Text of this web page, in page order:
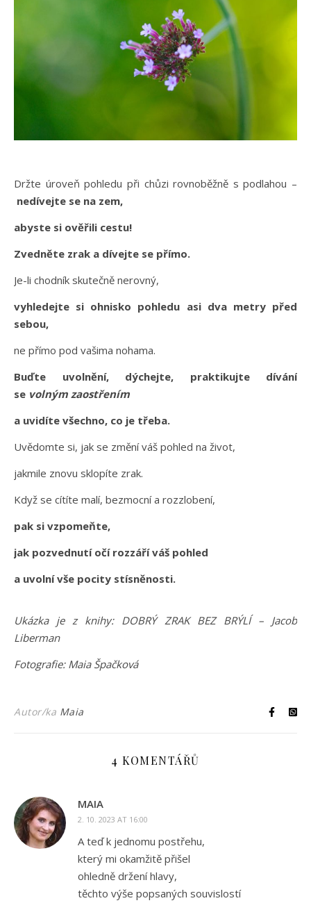
Držte úroveň pohledu při chůzi rovnoběžně s podlahou –
nedívejte se na zem,
abyste si ověřili cestu!
Zvedněte zrak a dívejte se přímo.
Je-li chodník skutečně nerovný,
vyhledejte si ohnisko pohledu asi dva metry před
sebou,
ne přímo pod vašima nohama.
Buďte uvolnění, dýchejte, praktikujte dívání
se volným zaostřením
a uvidíte všechno, co je třeba.
Uvědomte si, jak se změní váš pohled na život,
jakmile znovu sklopíte zrak.
Když se cítíte malí, bezmocní a rozzlobení,
pak si vzpomeňte,
jak pozvednutí očí rozzáří váš pohled
a uvolní vše pocity stísněnosti.
Ukázka je z knihy: DOBRÝ ZRAK BEZ BRÝLÍ – Jacob
Liberman
Fotografie: Maia Špačková
Autor/ka Maia
4 KOMENTÁŘŮ
MAIA
2. 10. 2023 AT 16:00
A teď k jednomu postřehu,
který mi okamžitě přišel
ohledně držení hlavy,
těchto výše popsaných souvislostí